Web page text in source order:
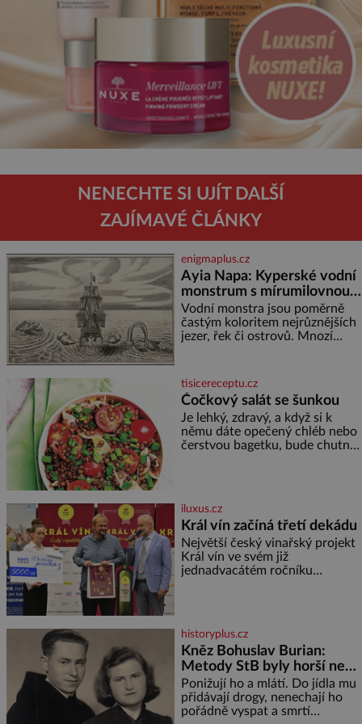
NENECHTE SI UJÍT DALŠÍ
ZAJÍMAVÉ ČLÁNKY
enigmaplus.cz
Ayia Napa: Kyperské vodní
monstrum s mírumilovnou
povahou
Vodní monstra jsou poměrně
častým koloritem nejrůznějších
jezer, řek či ostrovů. Mnozí
přitáhnout k němu pozornost
záhadám nakloněných turi
tisicereceptu.cz
Čočkový salát se šunkou
Je lehký, zdravý, a když si k
němu dáte opečený chléb nebo
čerstvou bagetku, bude chutnat
cibule 2 lžíce
iluxus.cz
Král vín začíná třetí dekádu
Největší český vinařský projekt
Král vín ve svém již
jednadvacátém ročníku
historyplus.cz
Kněz Bohuslav Burian:
Metody StB byly horší než
gestapácké trýznění
Ponižují ho a mlátí. Do jídla mu
přidávají drogy, nenechají ho
pořádně vyspat a smrtí